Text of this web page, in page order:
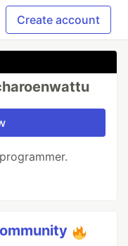
Create account